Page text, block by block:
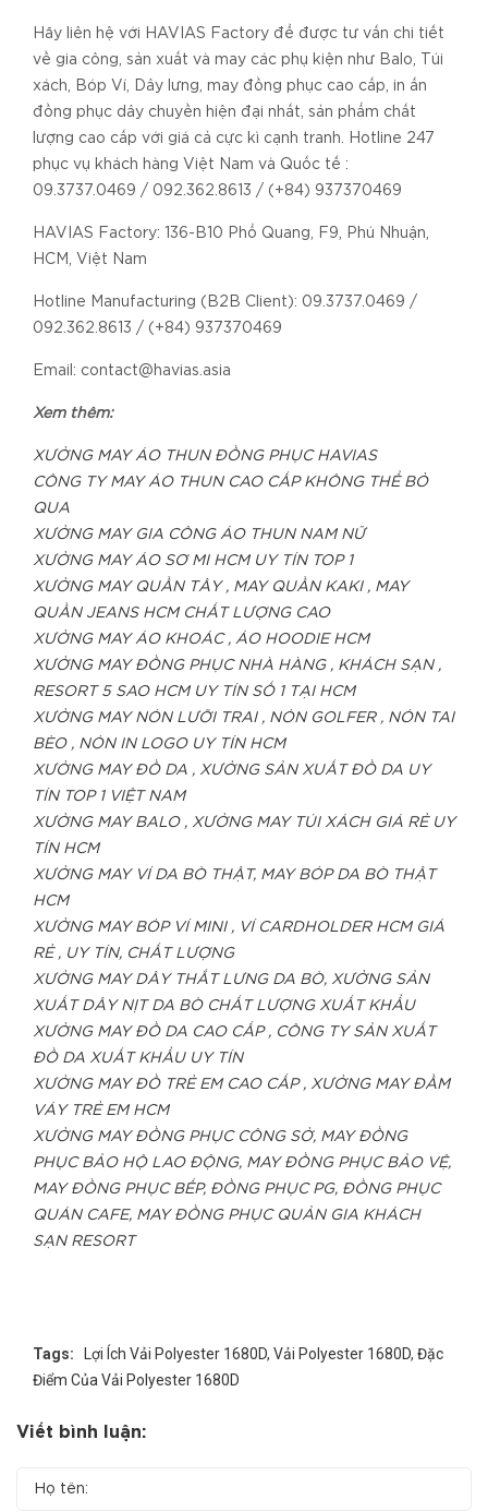
Hãy liên hệ với HAVIAS Factory để được tư vấn chi tiết
về gia công, sản xuất và may các phụ kiện như Balo, Túi
xách, Bóp Ví, Dây lưng, may đồng phục cao cấp, in ấn
đồng phục dây chuyền hiện đại nhất, sản phẩm chất
lượng cao cấp với giá cả cực kì cạnh tranh. Hotline 247
phục vụ khách hàng Việt Nam và Quốc tế :
09.3737.0469 / 092.362.8613 / (+84) 937370469
HAVIAS Factory: 136-B10 Phổ Quang, F9, Phú Nhuận,
HCM, Việt Nam
Hotline Manufacturing (B2B Client): 09.3737.0469 /
092.362.8613 / (+84) 937370469
Email: contact@havias.asia
Xem thêm:
XƯỞNG MAY ÁO THUN ĐỒNG PHỤC HAVIAS
CÔNG TY MAY ÁO THUN CAO CẤP KHÔNG THỂ BỎ
QUA
XƯỞNG MAY GIA CÔNG ÁO THUN NAM NỮ
XƯỞNG MAY ÁO SƠ MI HCM UY TÍN TOP 1
XƯỞNG MAY QUẦN TÂY , MAY QUẦN KAKI , MAY
QUẦN JEANS HCM CHẤT LƯỢNG CAO
XƯỞNG MAY ÁO KHOÁC , ÁO HOODIE HCM
XƯỞNG MAY ĐỒNG PHỤC NHÀ HÀNG , KHÁCH SẠN ,
RESORT 5 SAO HCM UY TÍN SỐ 1 TẠI HCM
XƯỞNG MAY NÓN LƯỠI TRAI , NÓN GOLFER , NÓN TAI
BÈO , NÓN IN LOGO UY TÍN HCM
XƯỞNG MAY ĐỒ DA , XƯỞNG SẢN XUẤT ĐỒ DA UY
TÍN TOP 1 VIỆT NAM
XƯỞNG MAY BALO , XƯỞNG MAY TÚI XÁCH GIÁ RẺ UY
TÍN HCM
XƯỞNG MAY VÍ DA BÒ THẬT, MAY BÓP DA BÒ THẬT
HCM
XƯỞNG MAY BÓP VÍ MINI , VÍ CARDHOLDER HCM GIÁ
RẺ , UY TÍN, CHẤT LƯỢNG
XƯỞNG MAY DÂY THẮT LƯNG DA BÒ, XƯỞNG SẢN
XUẤT DÂY NỊT DA BÒ CHẤT LƯỢNG XUẤT KHẨU
XƯỞNG MAY ĐỒ DA CAO CẤP , CÔNG TY SẢN XUẤT
ĐỒ DA XUẤT KHẨU UY TÍN
XƯỞNG MAY ĐỒ TRẺ EM CAO CẤP , XƯỞNG MAY ĐẦM
VÁY TRẺ EM HCM
XƯỞNG MAY ĐỒNG PHỤC CÔNG SỞ, MAY ĐỒNG
PHỤC BẢO HỘ LAO ĐỘNG, MAY ĐỒNG PHỤC BẢO VỆ,
MAY ĐỒNG PHỤC BẾP, ĐỒNG PHỤC PG, ĐỒNG PHỤC
QUÁN CAFE, MAY ĐỒNG PHỤC QUẢN GIA KHÁCH
SẠN RESORT
Tags: Lợi Ích Vải Polyester 1680D, Vải Polyester 1680D, Đặc
Điểm Của Vải Polyester 1680D
Viết bình luận: